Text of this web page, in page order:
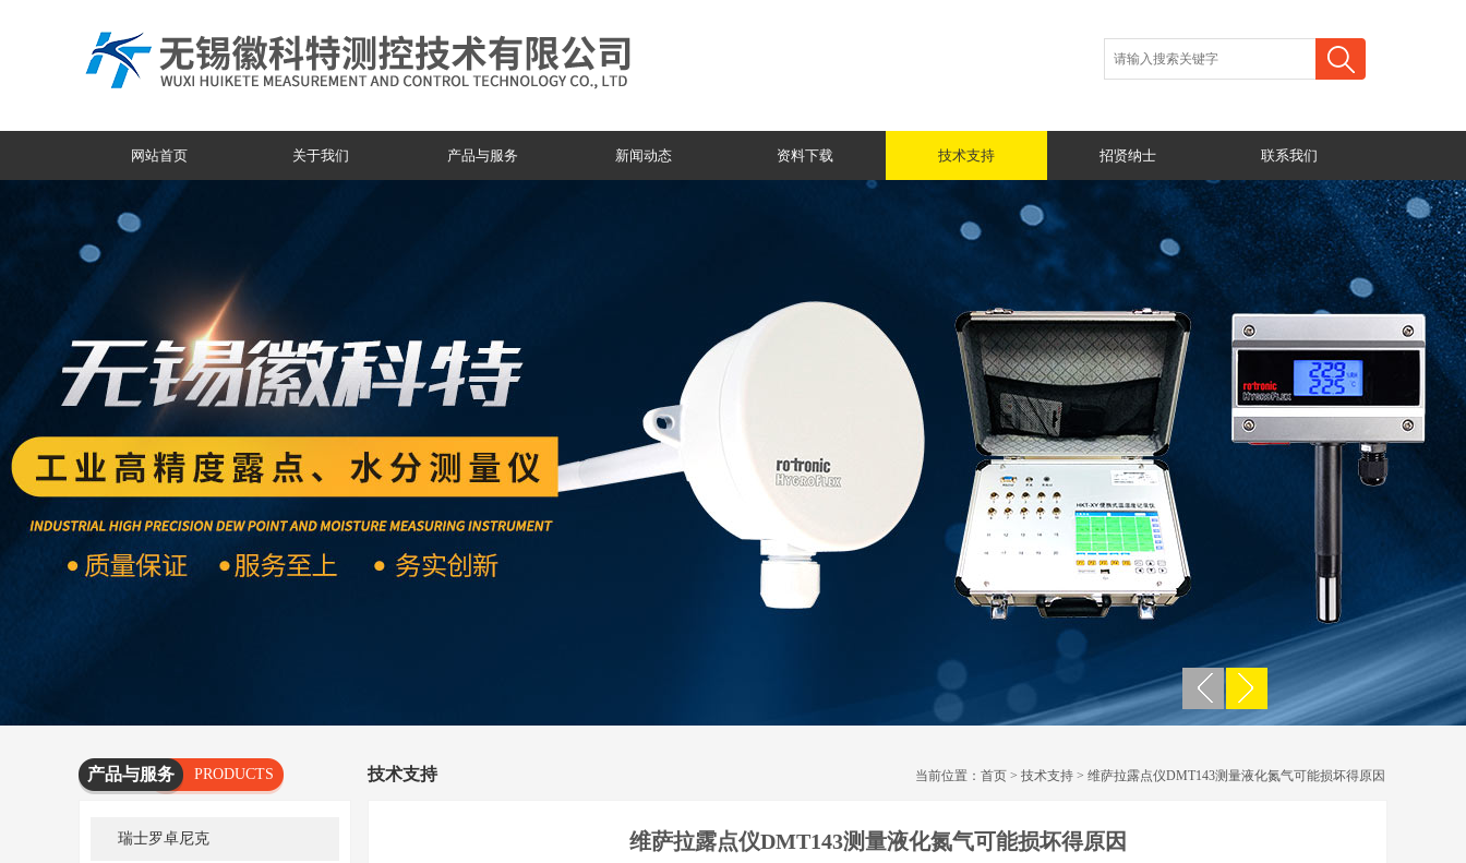
网站首页 关于我们 产品与服务 新闻动态 资料下载 技术支持 招贤纳士 联系我们
产品与服务
PRODUCTS
SERVICES
瑞士罗卓尼克
技术支持 当前位置： 首页 > 技术支持 > 维萨拉露点仪DMT143测量液化氮气可能损坏得原因
维萨拉露点仪DMT143测量液化氮气可能损坏得原因